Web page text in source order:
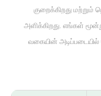
குறைக்கிறது மற்றும்
அளிக்கிறது. எங்கள்
வகையின்